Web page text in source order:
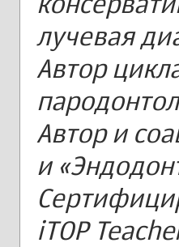
лучевая
Автор
Автор и
и
iTOP